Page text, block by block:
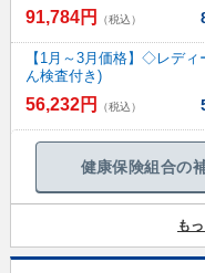
91,784円 （税込）
【1月～3月価格】◇レデ
ん検査付き)
56,232円 （税込）
健康保険組合の
も